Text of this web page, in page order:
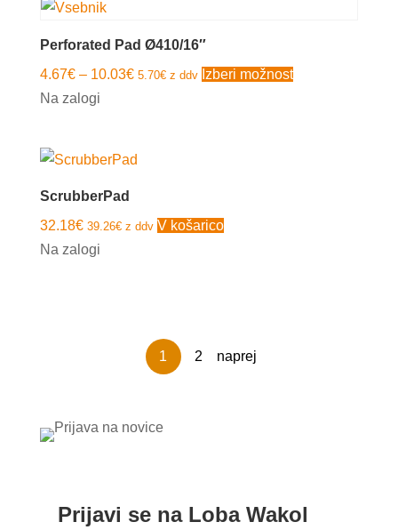
Perforated Pad Ø410/16″
4.67€ – 10.03€Cenovni
do
5.70€z ddv Izberi možnostTa
Na zalogi
ScrubberPad
32.18€ 39.26€z ddv V košarico
Na zalogi
1 2 naprej
Prijavi se na Loba Wakol